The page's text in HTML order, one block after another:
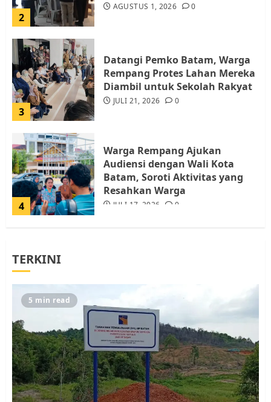
2
AGUSTUS 1, 2026 0
3
Datangi Pemko Batam, Warga
Rempang Protes Lahan Mereka
Diambil untuk Sekolah Rakyat
JULI 21, 2026 0
4
Warga Rempang Ajukan
Audiensi dengan Wali Kota
Batam, Soroti Aktivitas yang
Resahkan Warga
JULI 17, 2026 0
5
1
Pemko Batam Tegaskan RT dan
RW bukan Petugas Pendataan
dan Pemungutan Pajak
AGUSTUS 1, 2026 0
TERKINI
5 min read